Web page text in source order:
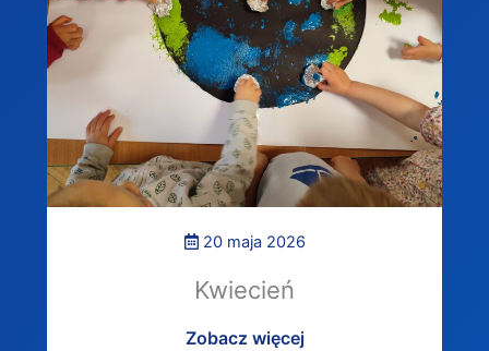
20 maja 2026
Kwiecień
Zobacz więcej